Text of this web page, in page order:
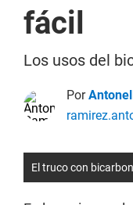
fácil
Los usos del
Por
El truco con